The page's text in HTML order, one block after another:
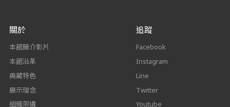
關於
本館簡介影片
本館沿革
典藏特色
展示理念
組織架構
追蹤
Facebook
Instagram
Line
Twitter
Youtube